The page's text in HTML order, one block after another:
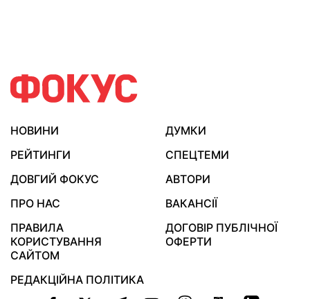
НОВИНИ
ДУМКИ
РЕЙТИНГИ
СПЕЦТЕМИ
ДОВГИЙ ФОКУС
АВТОРИ
ПРО НАС
ВАКАНСІЇ
ПРАВИЛА
КОРИСТУВАННЯ
САЙТОМ
ДОГОВІР ПУБЛІЧНОЇ
ОФЕРТИ
РЕДАКЦІЙНА ПОЛІТИКА